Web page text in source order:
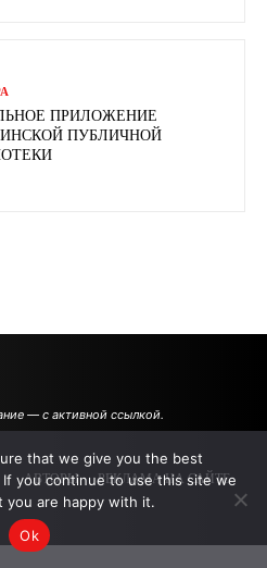
ПРИЛОЖЕНИЕ
ПУБЛИЧНОЙ
— с активной ссылкой.
АВТОРЫ РЕКЛАМА НА САЙТЕ
that we give you the best
you continue to use this site we
you are happy with it.
Ok